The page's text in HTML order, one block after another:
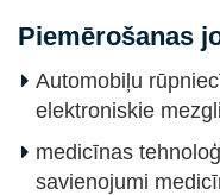
Piemērošanas
Automobiļu
elektroniskie
medicīnas
savienojumi